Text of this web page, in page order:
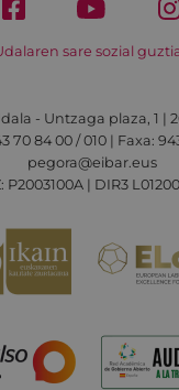
sare sozial
- Untzaga plaza, 1 |
70 84 00 / 010 | Faxa:
pegora@eibar.eus
P2003100A | DIR3